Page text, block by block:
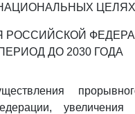
ЦЕЛЯХ
РОССИЙСКОЙ
ДО 2030 ГОДА
увеличения